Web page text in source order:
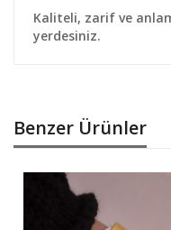
Kaliteli, zarif ve
yerdesiniz.
Benzer Ürünler